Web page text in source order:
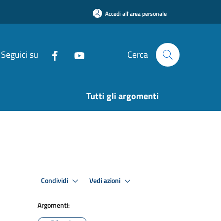
Accedi all'area personale
Seguici su Cerca
Tutti gli argomenti
Condividi Vedi azioni
Argomenti: